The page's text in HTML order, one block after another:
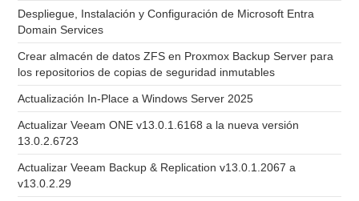
Despliegue, Instalación y Configuración de Microsoft Entra
Domain Services
Crear almacén de datos ZFS en Proxmox Backup Server para
los repositorios de copias de seguridad inmutables
Actualización In-Place a Windows Server 2025
Actualizar Veeam ONE v13.0.1.6168 a la nueva versión
13.0.2.6723
Actualizar Veeam Backup & Replication v13.0.1.2067 a
v13.0.2.29